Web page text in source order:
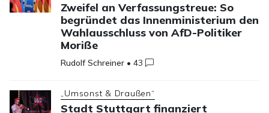
Zweifel an Verfassungstreue: So
begründet das Innenministerium den
Wahlausschluss von AfD-Politiker
Moriße
Rudolf Schreiner •43
„Umsonst & Draußen“
Stadt Stuttgart finanziert